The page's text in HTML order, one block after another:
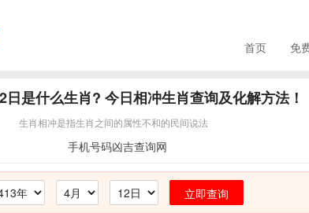
首页 免
日是什么生肖? 今日相冲生肖查询及化解方法！
生肖相冲是指生肖之间的属性不和的民间说法
手机号码凶吉查询网
立即查询